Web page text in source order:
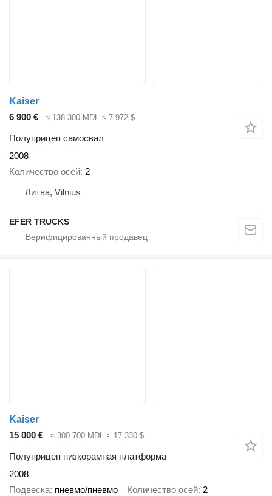
Kaiser
6 900 €
≈ 138 300 MDL ≈ 7 972 $
Полуприцеп самосвал
2008
Количество осей 2
Литва, Vilnius
EFER TRUCKS
Kaiser
15 000 €
≈ 300 700 MDL ≈ 17 330 $
Полуприцеп низкорамная платформа
2008
Подвеска пневмо/пневмо Количество осей 2